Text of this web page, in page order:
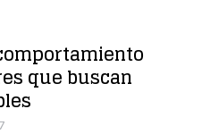
que buscan